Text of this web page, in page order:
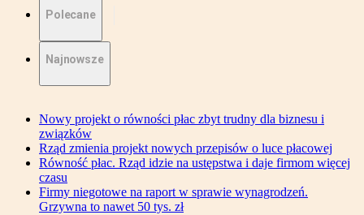
Polecane
Najnowsze
Nowy projekt o równości płac zbyt trudny dla biznesu i
związków
Rząd zmienia projekt nowych przepisów o luce płacowej
Równość płac. Rząd idzie na ustępstwa i daje firmom więcej
czasu
Firmy niegotowe na raport w sprawie wynagrodzeń.
Grzywna to nawet 50 tys. zł